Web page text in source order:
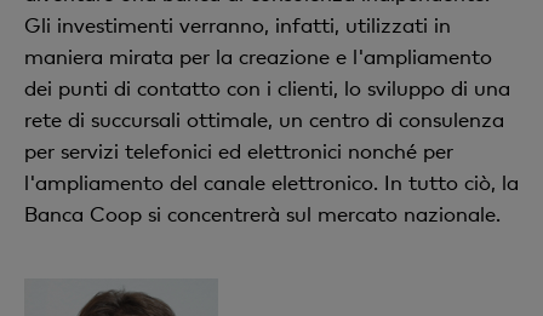
Gli investimenti verranno, infatti, utilizzati in
maniera mirata per la creazione e l'ampliamento
dei punti di contatto con i clienti, lo sviluppo di una
rete di succursali ottimale, un centro di consulenza
per servizi telefonici ed elettronici nonché per
l'ampliamento del canale elettronico. In tutto ciò, la
Banca Coop si concentrerà sul mercato nazionale.